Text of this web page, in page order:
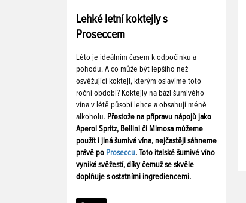
Lehké letní koktejly s
Proseccem
Léto je ideálním časem k odpočinku a
pohodu. A co může být lepšího než
osvěžující koktejl, kterým oslavíme toto
roční období? Koktejly na bázi šumivého
vína v létě působí lehce a obsahují méně
alkoholu. Přestože na přípravu nápojů jako
Aperol Spritz, Bellini či Mimosa můžeme
použít i jiná šumivá vína, nejčastěji sáhneme
právě po Proseccu. Toto italské šumivé víno
vyniká svěžestí, díky čemuž se skvěle
doplňuje s ostatními ingrediencemi.